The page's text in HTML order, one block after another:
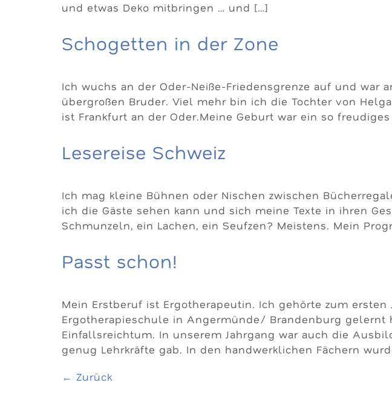
und etwas Deko mitbringen … und […]
Schogetten in der Zone
Ich wuchs an der Oder-Neiße-Friedensgrenze auf und
übergroßen Bruder. Viel mehr bin ich die Tochter von
ist Frankfurt an der Oder.Meine Geburt war ein so
Lesereise Schweiz
Ich mag kleine Bühnen oder Nischen zwischen
ich die Gäste sehen kann und sich meine Texte in ihren
Schmunzeln, ein Lachen, ein Seufzen? Meistens. Mein
Passt schon!
Mein Erstberuf ist Ergotherapeutin. Ich gehörte zum
Ergotherapieschule in Angermünde/ Brandenburg
Einfallsreichtum. In unserem Jahrgang war auch die
genug Lehrkräfte gab. In den handwerklichen Fächern
← Zurück